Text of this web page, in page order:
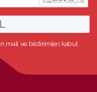
mail ve bildirimleri kabul